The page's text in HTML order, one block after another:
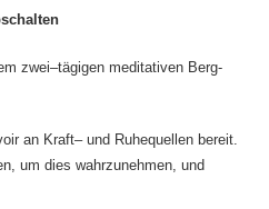
zwei–tägigen meditativenBerg-
an Kraft– und Ruhequellen bereit.
, um dies wahrzunehmen, und